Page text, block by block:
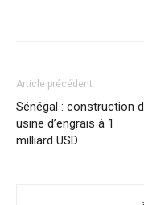
Article précédent
Sénégal : construction
usine d’engrais à 1
milliard USD